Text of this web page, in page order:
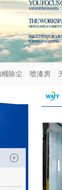
桶除尘 喷漆房